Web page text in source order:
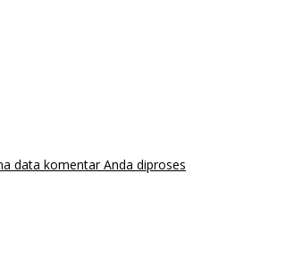
data komentar Anda diproses